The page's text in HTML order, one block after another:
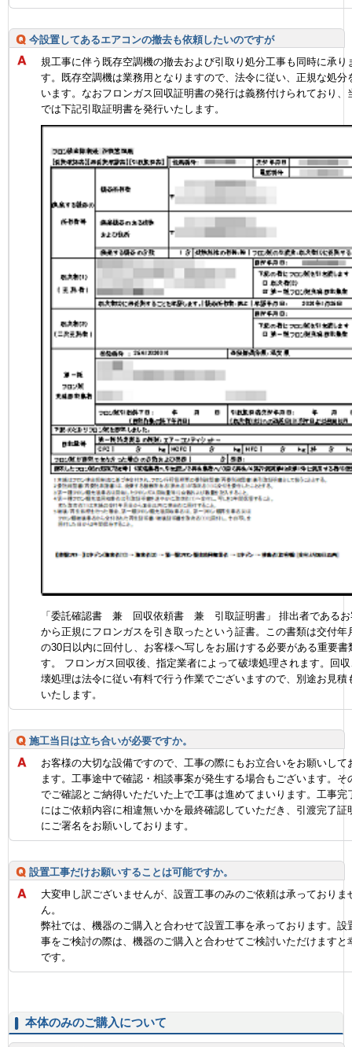
今設置してあるエアコンの撤去も依頼したいのですが
規工事に伴う既存空調機の撤去および引取り処分工事も同時に承り
す。既存空調機は業務用となりますので、法令に従い、正規な処分
います。なおフロンガス回収証明書の発行は義務付けられており、
では下記引取証明書を発行いたします。
「委託確認書 兼 回収依頼書 兼 引取証明書」 排出者であるお
から正規にフロンガスを引き取ったという証書。この書類は交付年
の30日以内に回付し、お客様へ写しをお届けする必要がある重要書
す。 フロンガス回収後、指定業者によって破壊処理されます。回
壊処理は法令に従い有料で行う作業でございますので、別途お見積
いたします。
施工当日は立ち合いが必要ですか。
お客様の大切な設備ですので、工事の際にもお立合いをお願いして
ます。工事途中で確認・相談事案が発生する場合もございます。そ
でご確認とご納得いただいた上で工事は進めてまいります。工事完
にはご依頼内容に相違無いかを最終確認していただき、引渡完了証
にご署名をお願いしております。
設置工事だけお願いすることは可能ですか。
大変申し訳ございませんが、設置工事のみのご依頼は承っておりま
ん。
弊社では、機器のご購入と合わせて設置工事を承っております。設
事をご検討の際は、機器のご購入と合わせてご検討いただけますと
です。
本体のみのご購入について